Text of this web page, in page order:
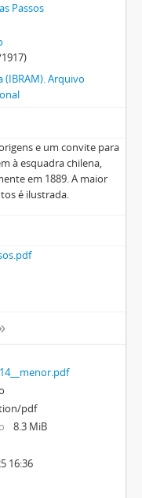
Passos
(IBRAM). Arquivo
e um convite para
à esquadra chilena,
em 1889. A maior
é ilustrada.
pdf
8.3 MiB
16:36